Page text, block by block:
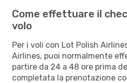
Come effettuare il
volo
Per i voli con Lot Polish
Airlines, puoi normalmente
partire da 24 a 48 ore prima
completata la prenotazione